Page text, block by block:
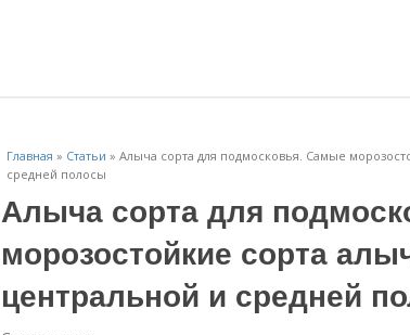
Главная » Статьи » Алыча сорта для подмосковья. Самые
средней полосы
Алыча сорта для
морозостойкие сорта
центральной и средней